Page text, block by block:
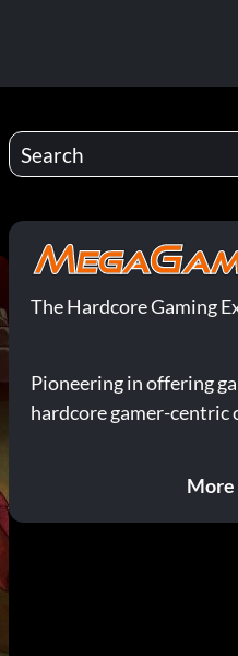
The Hardcore Gaming
Pioneering in offering
hardcore gamer-centric
More